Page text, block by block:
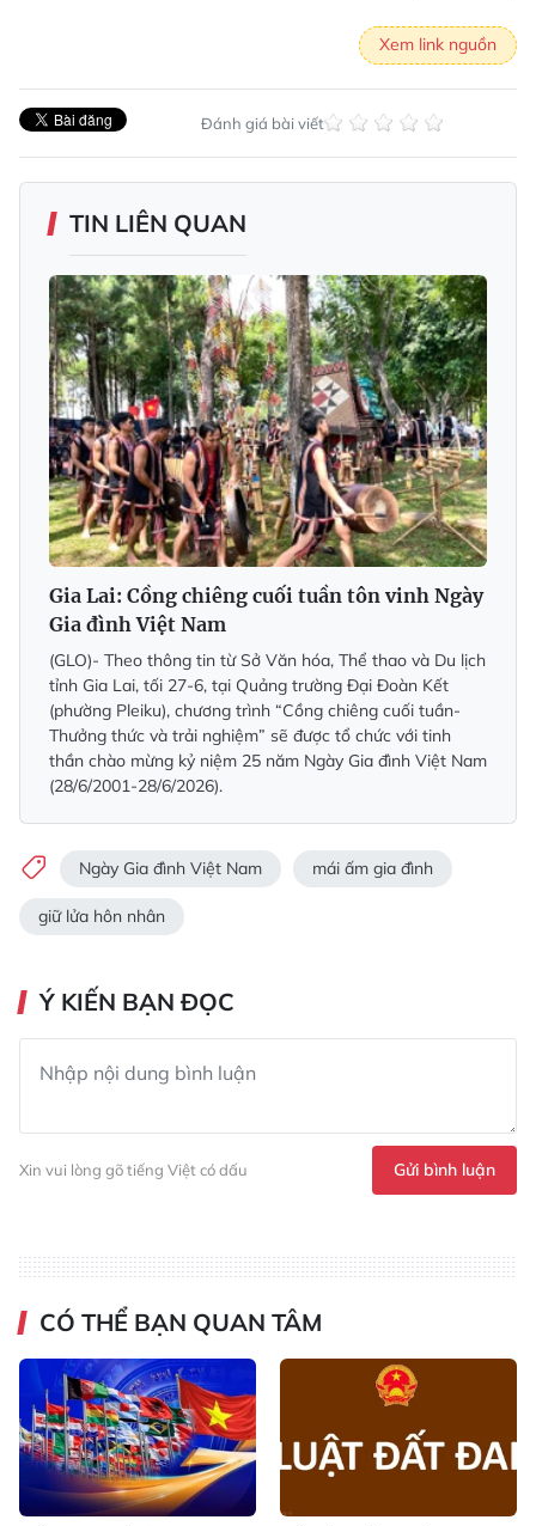
Xem link nguồn
Đánh giá bài viết
TIN LIÊN QUAN
Gia Lai: Cồng chiêng cuối tuần tôn vinh Ngày
Gia đình Việt Nam
(GLO)- Theo thông tin từ Sở Văn hóa, Thể thao và Du lịch
tỉnh Gia Lai, tối 27-6, tại Quảng trường Đại Đoàn Kết
(phường Pleiku), chương trình “Cồng chiêng cuối tuần-
Thưởng thức và trải nghiệm” sẽ được tổ chức với tinh
thần chào mừng kỷ niệm 25 năm Ngày Gia đình Việt Nam
(28/6/2001-28/6/2026).
Ngày Gia đình Việt Nam mái ấm gia đình
giữ lửa hôn nhân
Ý KIẾN BẠN ĐỌC
Xin vui lòng gõ tiếng Việt có dấu Gửi bình luận
CÓ THỂ BẠN QUAN TÂM